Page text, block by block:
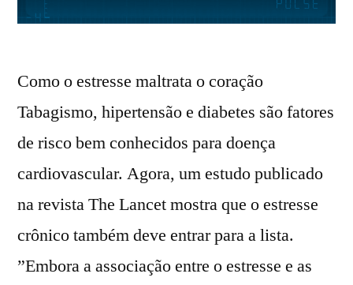
Como o estresse maltrata o coração
Tabagismo, hipertensão e diabetes são fatores
de risco bem conhecidos para doença
cardiovascular. Agora, um estudo publicado
na revista The Lancet mostra que o estresse
crônico também deve entrar para a lista.
”Embora a associação entre o estresse e as